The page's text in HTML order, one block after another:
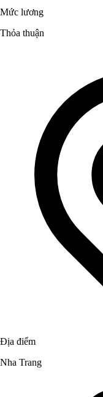
Mức lương
Thỏa thuận
Địa điểm
Nha Trang